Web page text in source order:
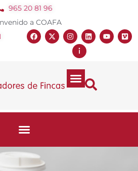
965 20 81 96
a COAFA